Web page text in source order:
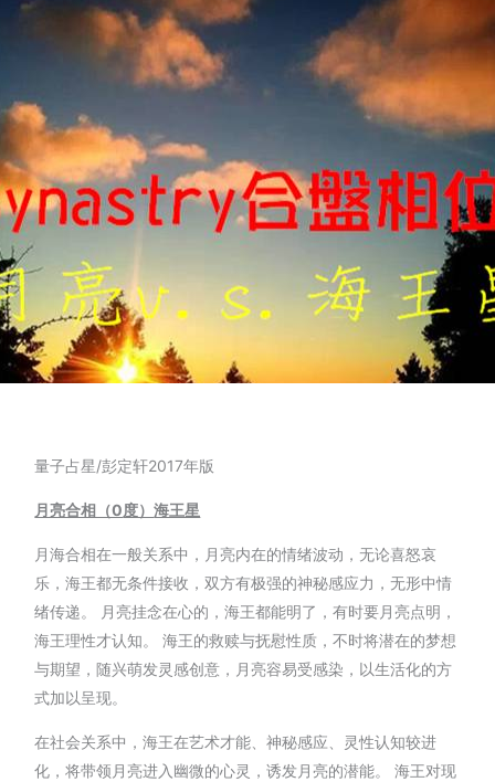
量子占星/彭定轩2017年版
月亮合相（0度）海王星
月海合相在一般关系中，月亮内在的情绪波动，无论喜怒哀
乐，海王都无条件接收，双方有极强的神秘感应力，无形中情
绪传递。 月亮挂念在心的，海王都能明了，有时要月亮点明，
海王理性才认知。 海王的救赎与抚慰性质，不时将潜在的梦想
与期望，随兴萌发灵感创意，月亮容易受感染，以生活化的方
式加以呈现。
在社会关系中，海王在艺术才能、神秘感应、灵性认知较进
化，将带领月亮进入幽微的心灵，诱发月亮的潜能。 海王对现